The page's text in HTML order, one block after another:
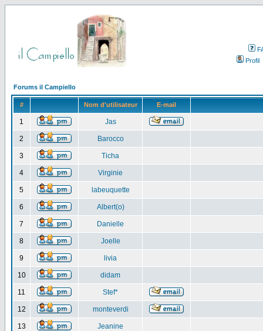
Profil
Forums il Campiello
# Nom d'utilisateur E-mail
1 Jas
2 Barocco
3 Ticha
4 Virginie
5 labeuquette
6 Albert(o)
7 Danielle
8 Joelle
9 livia
10 didam
11 Stef*
12 monteverdi
13 Jeanine